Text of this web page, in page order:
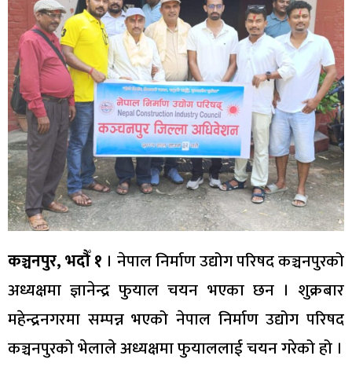
कञ्चनपुर, भदौँ १ । नेपाल निर्माण उद्योग परिषद कञ्चनपुरको
अध्यक्षमा ज्ञानेन्द्र फुयाल चयन भएका छन । शुक्रबार
महेन्द्रनगरमा सम्पन्न भएको नेपाल निर्माण उद्योग परिषद
कञ्चनपुरको भेलाले अध्यक्षमा फुयाललाई चयन गरेको हो ।